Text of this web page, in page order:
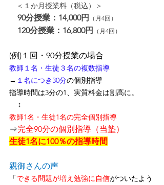
＜１か月授業料（税込）＞
90分授業：14,000円 （月4回）
120分授業：16,800円 （月4回）
(例)１回・90分授業の場合
教師１名・生徒３名の複数指導
→ １名につき30分の個別指導
指導時間は3分の1、 実質料金は割高に。
↕
教師1名・生徒1名の完全個別指導
⇒完全90分の個別指導（当塾）
生徒1名に100％の指導時間
親御さんの声
「できる問題が増え勉強に自信がついたよう